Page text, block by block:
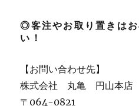
◎客注やお取り置きは
い！
【お問い合わせ先】
株式会社 丸亀 円山本店
〒064-0821